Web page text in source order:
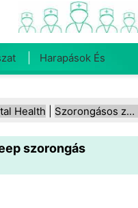
Harapások És
Családi
Mentális Egészség
Sebészet És
Health Szorongásos zavarok
szorongás